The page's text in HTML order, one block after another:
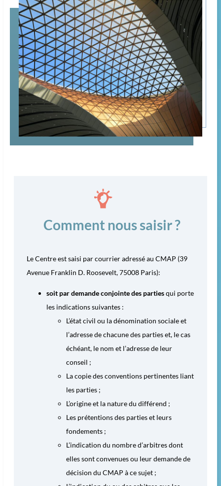
Comment nous saisir ?
Le Centre est saisi par courrier adressé au CMAP (39
Avenue Franklin D. Roosevelt, 75008 Paris):
soit par demande conjointe des partiesqui porte
les indications suivantes :
L’état civil ou la dénomination sociale et
l’adresse de chacune des parties et, le cas
échéant, le nom et l’adresse de leur
conseil ;
La copie des conventions pertinentes liant
les parties ;
L’origine et la nature du différend ;
Les prétentions des parties et leurs
fondements ;
L’indication du nombre d’arbitres dont
elles sont convenues ou leur demande de
décision du CMAP à ce sujet ;